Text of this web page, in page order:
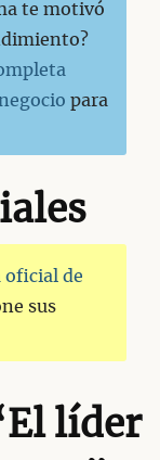
te motivó
para
oficial de
sus
líder